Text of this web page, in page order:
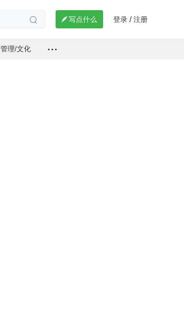
  写点什么 登录 / 注册
管理/文化